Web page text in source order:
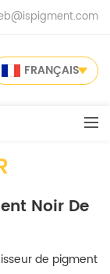
FRANÇAIS
Noir De
de pigment